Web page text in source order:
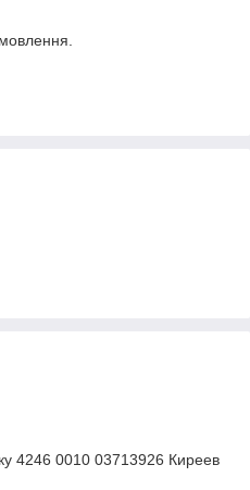
4246 0010 03713926 Киреев